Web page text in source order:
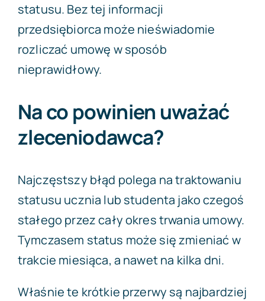
statusu. Bez tej informacji
przedsiębiorca może nieświadomie
rozliczać umowę w sposób
nieprawidłowy.
Na co powinien uważać
zleceniodawca?
Najczęstszy błąd polega na traktowaniu
statusu ucznia lub studenta jako czegoś
stałego przez cały okres trwania umowy.
Tymczasem status może się zmieniać w
trakcie miesiąca, a nawet na kilka dni.
Właśnie te krótkie przerwy są najbardziej